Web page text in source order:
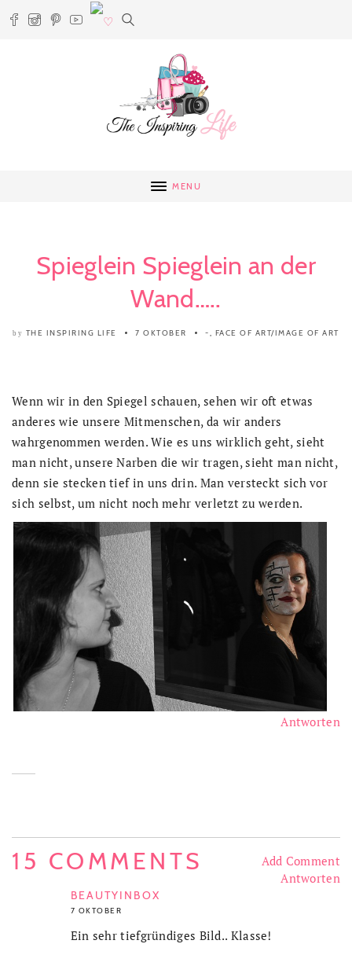
MENU
Spieglein Spieglein an der
Wand…..
by THE INSPIRING LIFE 7 OKTOBER -, FACE OF ART/IMAGE OF ART
Wenn wir in den Spiegel schauen, sehen wir oft etwas
anderes wie unsere Mitmenschen, da wir anders
wahrgenommen werden. Wie es uns wirklich geht, sieht
man nicht, unsere Narben die wir tragen, sieht man nicht,
denn sie stecken tief in uns drin. Man versteckt sich vor
sich selbst, um nicht noch mehr verletzt zu werden.
15 COMMENTS Add Comment
BEAUTYINBOX
7 OKTOBER
Antworten
Ein sehr tiefgründiges Bild.. Klasse!
Antworten